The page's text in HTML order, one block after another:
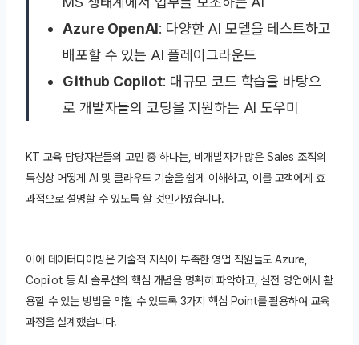
Azure OpenAI: 다양한 AI 모델을 테스트하고
배포할 수 있는 AI 플레이그라운드
Github Copilot: 대규모 코드 학습을 바탕으
로 개발자들의 코딩을 지원하는 AI 도우미
KT 교육 담당자분들의 고민 중 하나는, 비개발자가 많은 Sales 조직의
특성상 어떻게 AI 및 클라우드 기술을 쉽게 이해하고, 이를 고객에게 효
과적으로 설명할 수 있도록 할 것인가였습니다.
이에 데이터다이빙은 기술적 지식이 부족한 영업 직원들도 Azure,
Copilot 등 AI 솔루션의 핵심 개념을 명확히 파악하고, 실전 영업에서 활
용할 수 있는 방법을 익힐 수 있도록 3가지 핵심 Point를 활용하여 교육
과정을 설계했습니다.